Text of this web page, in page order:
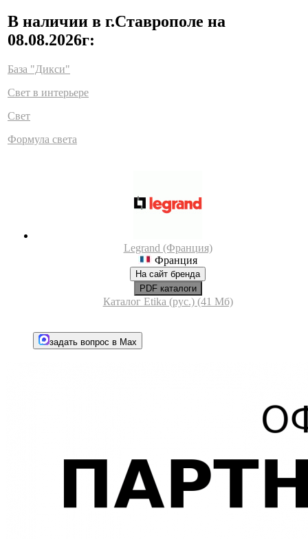
В наличии в г.Ставрополе на
08.08.2026г:
База "Дикси"
Свет в интерьере
Свет
Формула света
Legrand (Франция)
Франция
На сайт бренда
PDF каталоги
Каталог Etika (рус.) (41 Мб)
задать вопрос в Max